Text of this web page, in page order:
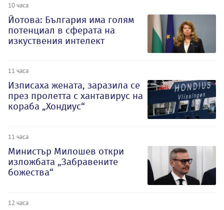
10 часа
Йотова: България има голям
потенциал в сферата на
изкуствения интелект
11 часа
Изписаха жената, заразила се
през пролетта с хантавирус на
кораба „Хондиус“
11 часа
Министър Милошев откри
изложбата „Забравените
божества“
12 часа